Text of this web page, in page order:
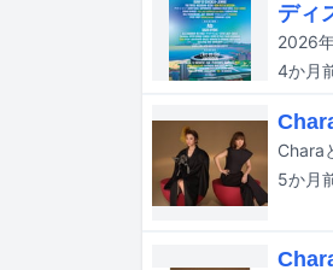
ディ
4か月
5か月